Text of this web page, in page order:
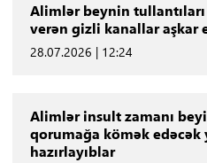
Alimlər beynin
verən gizli kanallar aşkar
28.07.2026 | 12:24
Alimlər insult zamanı
qorumağa kömək
hazırlayıblar